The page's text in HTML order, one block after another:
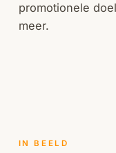
promotionele
meer.
IN BEELD